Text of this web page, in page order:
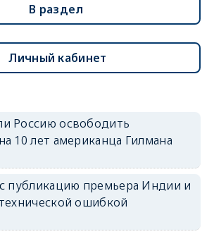
В раздел
Личный кабинет
Россию освободить
10 лет американца Гилмана
публикацию премьера Индии и
ошибкой